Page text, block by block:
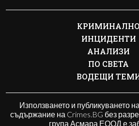
КРИМИНАЛНО
ИНЦИДЕНТИ
АНАЛИЗИ
ПО СВЕТА
ВОДЕЩИ
Използването и публикуването
съдържание на Crimes.BG без
група Асмара ЕООД е